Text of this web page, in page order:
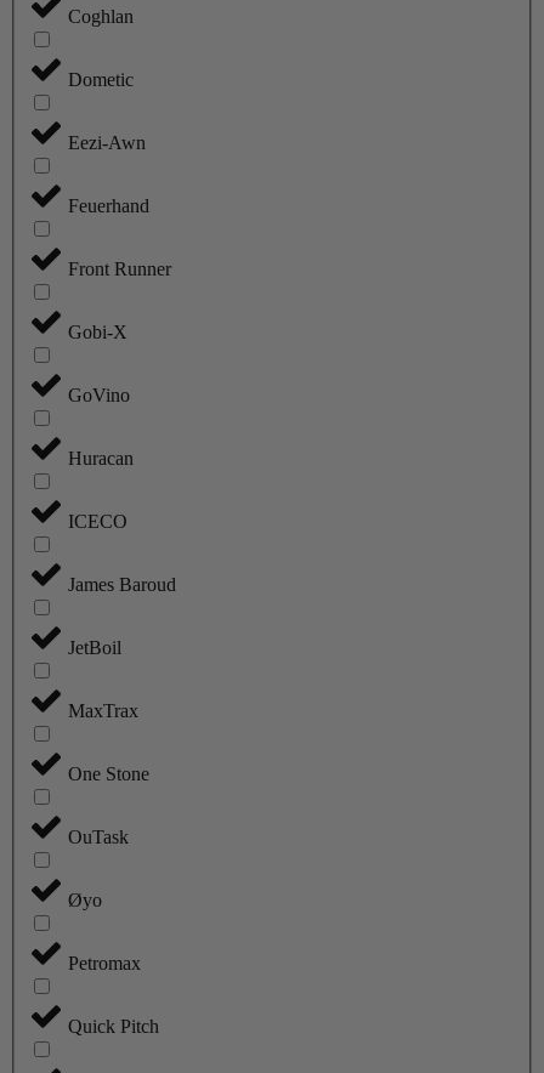
Coghlan
Dometic
Eezi-Awn
Feuerhand
Front Runner
Gobi-X
GoVino
Huracan
ICECO
James Baroud
JetBoil
MaxTrax
One Stone
OuTask
Øyo
Petromax
Quick Pitch